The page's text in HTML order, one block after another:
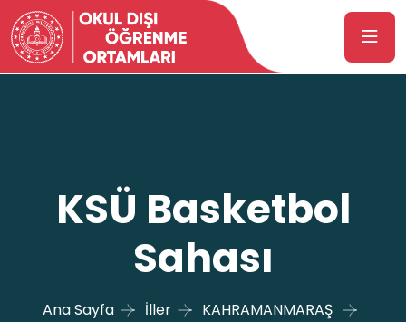
KSÜ Basketbol
Sahası
Ana Sayfa İller
KAHRAMANMARAŞ